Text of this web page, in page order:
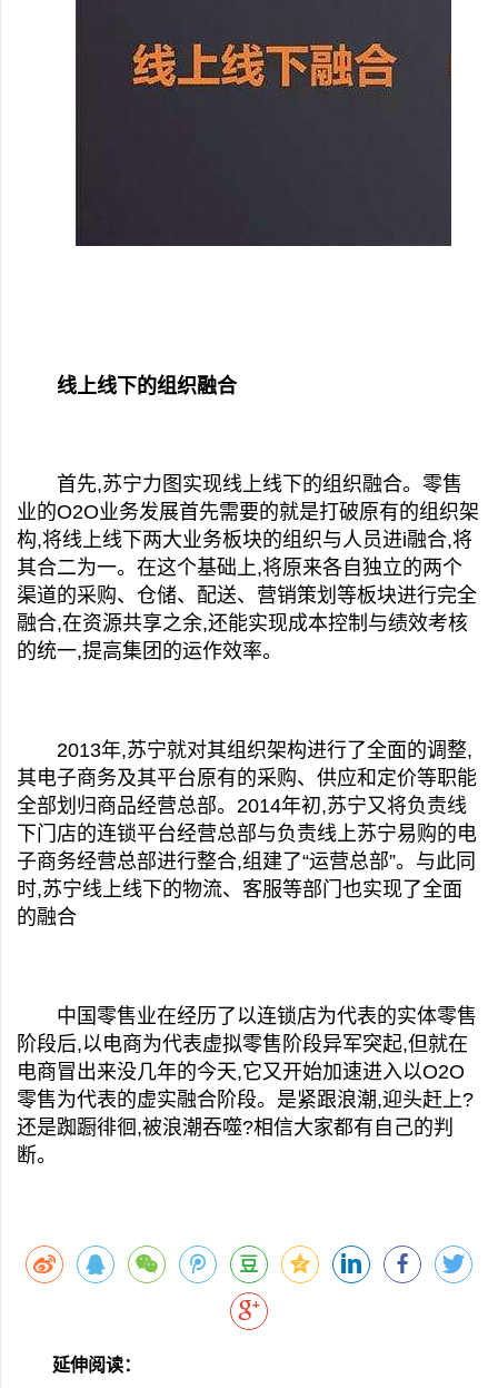
线上线下的组织融合
首先,苏宁力图实现线上线下的组织融合。零售
业的O2O业务发展首先需要的就是打破原有的组织架
构,将线上线下两大业务板块的组织与人员进i融合,将
其合二为一。在这个基础上,将原来各自独立的两个
渠道的采购、仓储、配送、营销策划等板块进行完全
融合,在资源共享之余,还能实现成本控制与绩效考核
的统一,提高集团的运作效率。
2013年,苏宁就对其组织架构进行了全面的调整,
其电子商务及其平台原有的采购、供应和定价等职能
全部划归商品经营总部。2014年初,苏宁又将负责线
下门店的连锁平台经营总部与负责线上苏宁易购的电
子商务经营总部进行整合,组建了“运营总部”。与此同
时,苏宁线上线下的物流、客服等部门也实现了全面
的融合
中国零售业在经历了以连锁店为代表的实体零售
阶段后,以电商为代表虚拟零售阶段异军突起,但就在
电商冒出来没几年的今天,它又开始加速进入以O2O
零售为代表的虚实融合阶段。是紧跟浪潮,迎头赶上?
还是踟蹰徘徊,被浪潮吞噬?相信大家都有自己的判
断。
延伸阅读：